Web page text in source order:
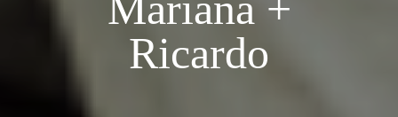
Ricardo